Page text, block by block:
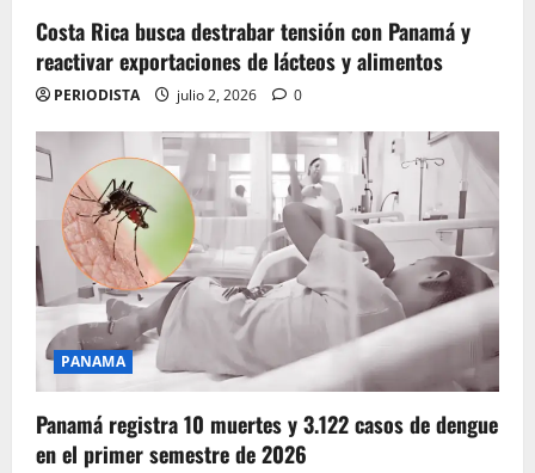
Costa Rica busca destrabar tensión con Panamá y
reactivar exportaciones de lácteos y alimentos
PERIODISTA julio 2, 2026 0
PANAMA
Panamá registra 10 muertes y 3.122 casos de dengue
en el primer semestre de 2026